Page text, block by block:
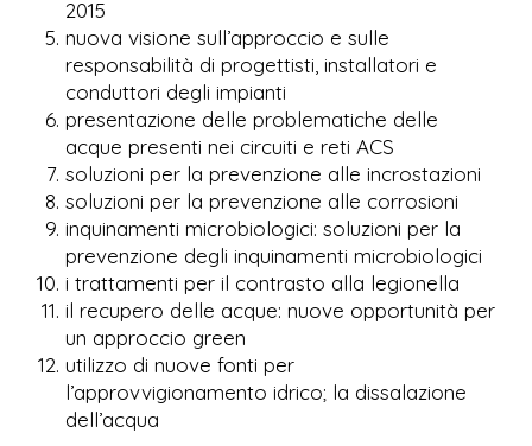
2015
nuova visione sull’approccio e sulle
responsabilità di progettisti, installatori e
conduttori degli impianti
presentazione delle problematiche delle
acque presenti nei circuiti e reti ACS
soluzioni per la prevenzione alle incrostazioni
soluzioni per la prevenzione alle corrosioni
inquinamenti microbiologici: soluzioni per la
prevenzione degli inquinamenti microbiologici
i trattamenti per il contrasto alla legionella
il recupero delle acque: nuove opportunità per
un approccio green
utilizzo di nuove fonti per
l’approvvigionamento idrico; la dissalazione
dell’acqua